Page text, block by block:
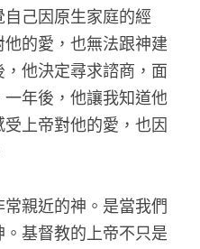
己因原生家庭的經
的愛，也無法跟神建
他決定尋求諮商，面
年後，他讓我知道他
上帝對他的愛，也因
親近的神。是當我們
基督教的上帝不只是